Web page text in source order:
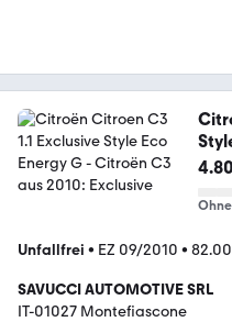
Unfallfrei • EZ 09/2010 •
SAVUCCI AUTOMOTIVE SRL
IT-01027 Montefiascone